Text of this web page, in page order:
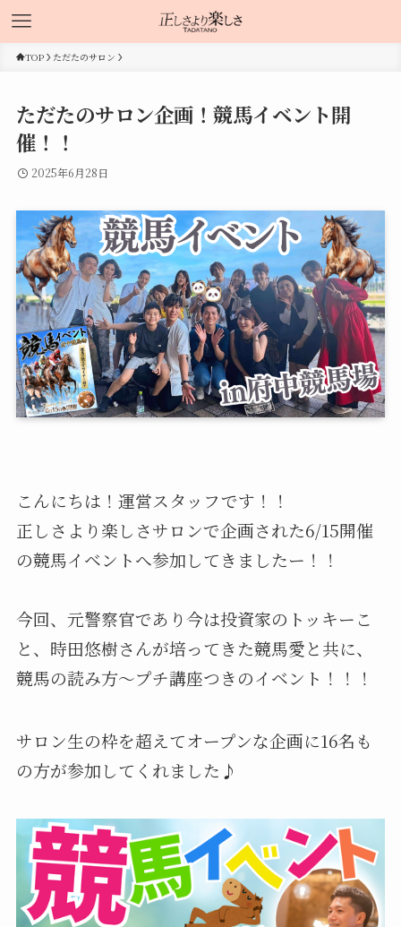
TOP ただたのサロン
ただたのサロン企画！競馬イベント開
催！！
2025年6月28日
こんにちは！運営スタッフです！！
正しさより楽しさサロンで企画された6/15開催
の競馬イベントへ参加してきましたー！！
今回、元警察官であり今は投資家のトッキーこ
と、時田悠樹さんが培ってきた競馬愛と共に、
競馬の読み方～プチ講座つきのイベント！！！
サロン生の枠を超えてオープンな企画に16名も
の方が参加してくれました♪